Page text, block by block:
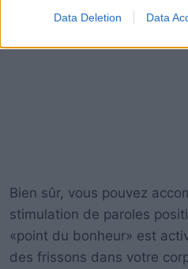
Data Deletion Data
Bien sûr, vous pouvez
stimulation de paroles
«point du bonheur» est
des frissons dans votre